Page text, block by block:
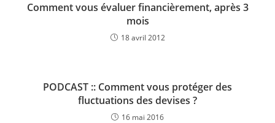
Comment vous évaluer financièrement, après 3
mois
18 avril 2012
PODCAST :: Comment vous protéger des
fluctuations des devises ?
16 mai 2016